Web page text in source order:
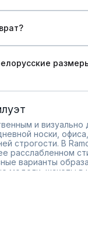
и визуально
носки,
строгости. В
расслабленном
варианты
модели, жакеты в
Они легко